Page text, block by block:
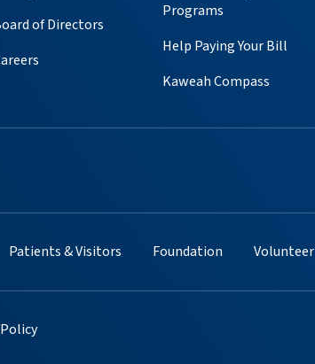
of Directors
Programs
Help Paying Your Bill
Kaweah Compass
Instagram
us on Pinterest
Patients & Visitors Foundation Volunteer